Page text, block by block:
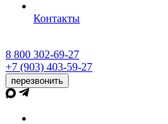
Контакты
8 800 302-69-27
+7 (903) 403-59-27
перезвонить